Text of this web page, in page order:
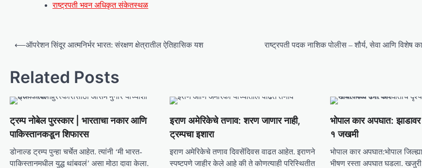
राष्ट्रपती भवन अधिकृत संकेतस्थळ
s
t
n
a
v
g
⟵ऑपरेशन सिंदूर आत्मनिर्भर भारत: संरक्षण क्षेत्रातील ऐतिहासिक यश राष्ट्रपती पदक नाशिक पोलीस – शौर्य, सेवा आणि विशेष
Related Posts
ट्रम्प नोबेल पुरस्कार | भारताचा नकार आणि
पाकिस्तानकडून शिफारस
डोनाल्ड ट्रम्प पुन्हा चर्चेत आहेत. त्यांनी ‘मी भारत-
पाकिस्तानमधील युद्ध थांबवलं’ असा मोठा दावा केला.
इराण अमेरिकेचे तणाव: शरण जाणार नाही,
ट्रम्पचा इशारा
इराण अमेरिकेचे तणाव दिवसेंदिवस वाढत आहेत. इराणने
स्पष्टपणे जाहीर केले आहे की ते कोणत्याही परिस्थितीत
भोपाल कार अपघात:
१ जखमी
भोपाल कार अपघात:भोपाल
भीषण रस्ता अपघात घडला.